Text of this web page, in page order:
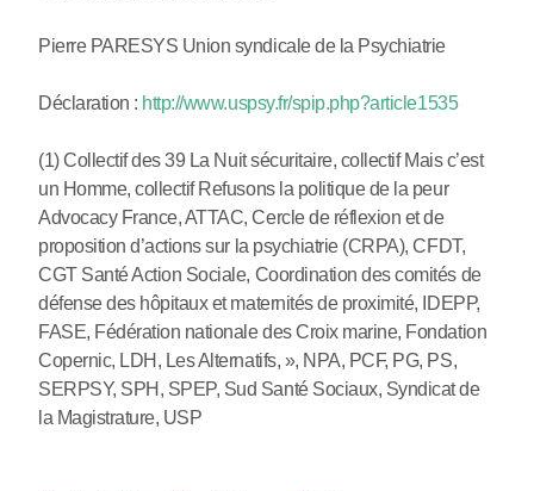
Pierre PARESYS Union syndicale de la Psychiatrie
Déclaration : http://www.uspsy.fr/spip.php?article1535
(1) Collectif des 39 La Nuit sécuritaire, collectif Mais c’est
un Homme, collectif Refusons la politique de la peur
Advocacy France, ATTAC, Cercle de réflexion et de
proposition d’actions sur la psychiatrie (CRPA), CFDT,
CGT Santé Action Sociale, Coordination des comités de
défense des hôpitaux et maternités de proximité, IDEPP,
FASE, Fédération nationale des Croix marine, Fondation
Copernic, LDH, Les Alternatifs, », NPA, PCF, PG, PS,
SERPSY, SPH, SPEP, Sud Santé Sociaux, Syndicat de
la Magistrature, USP